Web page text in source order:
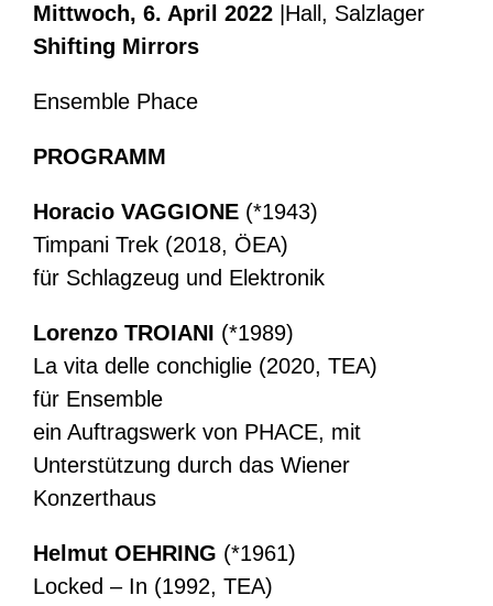
Mittwoch, 6. April 2022 |Hall, Salzlager
Shifting Mirrors
Ensemble Phace
PROGRAMM
Horacio VAGGIONE (*1943)
Timpani Trek (2018, ÖEA)
für Schlagzeug und Elektronik
Lorenzo TROIANI (*1989)
La vita delle conchiglie (2020, TEA)
für Ensemble
ein Auftragswerk von PHACE, mit
Unterstützung durch das Wiener
Konzerthaus
Helmut OEHRING (*1961)
Locked – In (1992, TEA)